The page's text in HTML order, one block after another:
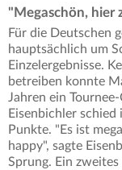
"Megaschön, hier
Für die Deutschen
hauptsächlich um
Einzelergebnisse.
betreiben konnte
Jahren ein
Eisenbichler
Punkte. "Es ist
happy", sagte
Sprung. Ein